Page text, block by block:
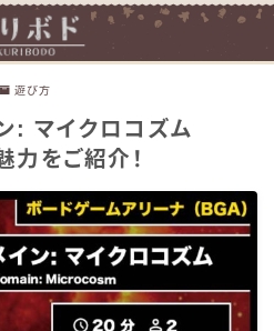
遊び方
: マイクロコズム
力をご紹介！